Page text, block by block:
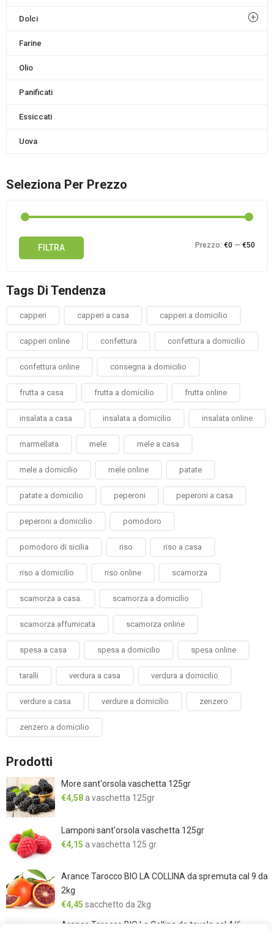
Dolci
Farine
Olio
Panificati
Essiccati
Uova
Seleziona Per Prezzo
FILTRA Prezzo: €0 — €50
Tags Di Tendenza
capperi capperi a casa capperi a domicilio
capperi online confettura confettura a domicilio
confettura online consegna a domicilio
frutta a casa frutta a domicilio frutta online
insalata a casa insalata a domicilio insalata online
marmellata mele mele a casa
mele a domicilio mele online patate
patate a domicilio peperoni peperoni a casa
peperoni a domicilio pomodoro
pomodoro di sicilia riso riso a casa
riso a domicilio riso online scamorza
scamorza a casa. scamorza a domicilio
scamorza affumicata scamorza online
spesa a casa spesa a domicilio spesa online
taralli verdura a casa verdura a domicilio
verdure a casa verdure a domicilio zenzero
zenzero a domicilio
Prodotti
More sant'orsola vaschetta 125gr
€4,58 a vaschetta 125gr
Lamponi sant'orsola vaschetta 125gr
€4,15 a vaschetta 125 gr
Arance Tarocco BIO LA COLLINA da spremuta cal 9 da
2kg
€4,45 sacchetto da 2kg
Arance Tarocco BIO La Collina da tavola cal 4/6